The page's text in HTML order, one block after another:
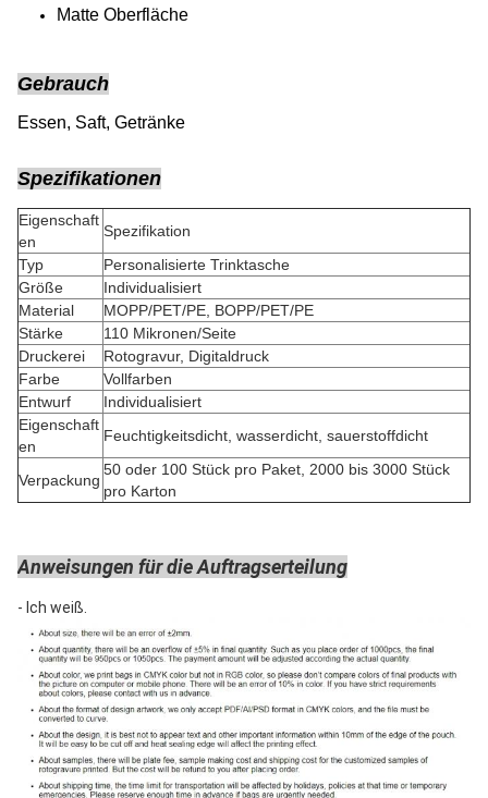
Matte Oberfläche
Gebrauch
Essen, Saft, Getränke
Spezifikationen
Eigenschaft
en
Spezifikation
Typ
Personalisierte Trinktasche
Größe
Individualisiert
Material
MOPP/PET/PE, BOPP/PET/PE
Stärke
110 Mikronen/Seite
Druckerei
Rotogravur, Digitaldruck
Farbe
Vollfarben
Entwurf
Individualisiert
Eigenschaft
en
Feuchtigkeitsdicht, wasserdicht, sauerstoffdicht
Verpackung
50 oder 100 Stück pro Paket, 2000 bis 3000 Stück
pro Karton
Anweisungen für die Auftragserteilung
- Ich weiß.